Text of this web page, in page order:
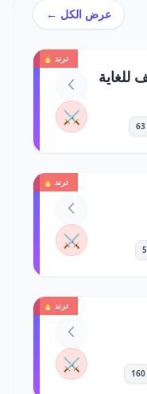
عرض الكل ←
ترند 🔥
للغاية
⚔️
ترند 🔥
⚔️
ترند 🔥
⚔️